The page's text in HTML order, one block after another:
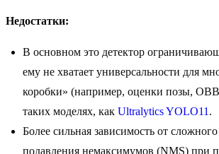
Недостатки:
В основном это детектор
ему не хватает универсальности для
коробки» (например, оценки позы,
таких моделях, как Ultralytics YOLO11 .
Более сильная зависимость от
подавления немаксимумов (NMS) при